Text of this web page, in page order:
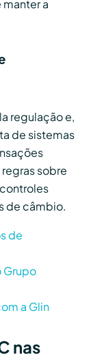
a
regulação e,
de sistemas
sobre
de câmbio.
de
Grupo
a Glin
nas